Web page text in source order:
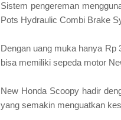
Sistem pengereman
Pots Hydraulic Combi Brake
Dengan uang muka hanya Rp
bisa memiliki sepeda motor
New Honda Scoopy hadir
yang semakin menguatkan